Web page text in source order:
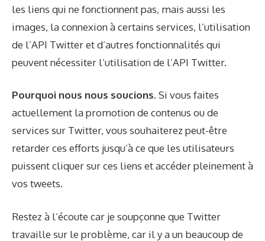
les liens qui ne fonctionnent pas, mais aussi les
images, la connexion à certains services, l’utilisation
de l’API Twitter et d’autres fonctionnalités qui
peuvent nécessiter l’utilisation de l’API Twitter.
Pourquoi nous nous soucions. Si vous faites
actuellement la promotion de contenus ou de
services sur Twitter, vous souhaiterez peut-être
retarder ces efforts jusqu’à ce que les utilisateurs
puissent cliquer sur ces liens et accéder pleinement à
vos tweets.
Restez à l’écoute car je soupçonne que Twitter
travaille sur le problème, car il y a un beaucoup de